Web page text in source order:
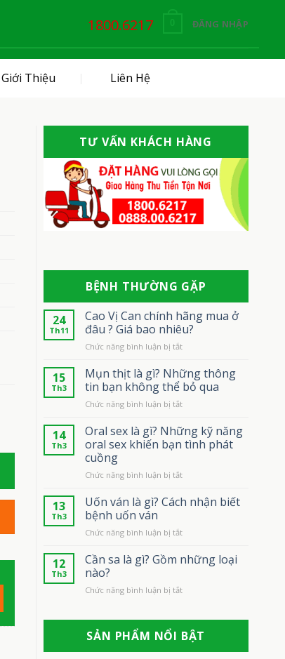
1800.6217 ĐĂNG NHẬP
Giới Thiệu Liên Hệ
TƯ VẤN KHÁCH HÀNG
BỆNH THƯỜNG GẶP
24
Th11
Cao Vị Can chính hãng mua ở
đâu ? Giá bao nhiêu?
Chức năng bình luận bị tắtở
Vị
Can
chính
hãng
ở
đâu
bao
15
Th3
Mụn thịt là gì? Những thông
tin bạn không thể bỏ qua
Chức năng bình luận bị tắtở
thịt
là
gì?
thông
bạn
bỏ
14
Th3
Oral sex là gì? Những kỹ năng
oral sex khiến bạn tình phát
cuồng
Chức năng bình luận bị tắtở
sex
Những
năng
khiến
tình
phát
cuồng
13
Th3
Uốn ván là gì? Cách nhận biết
bệnh uốn ván
Chức năng bình luận bị tắtở
ván
Cách
bệnh
uốn
ván
12
Th3
Cần sa là gì? Gồm những loại
nào?
Chức năng bình luận bị tắtở
gì?
SẢN PHẨM NỔI BẬT